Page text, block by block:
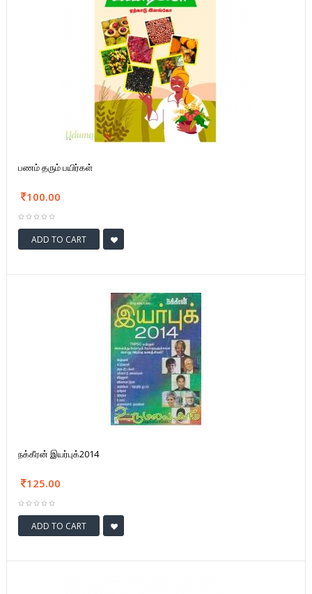
பணம் தரும் பயிர்கள்
100.00
ADD TO CART
நக்கீரன் இயர்புக்2014
125.00
ADD TO CART